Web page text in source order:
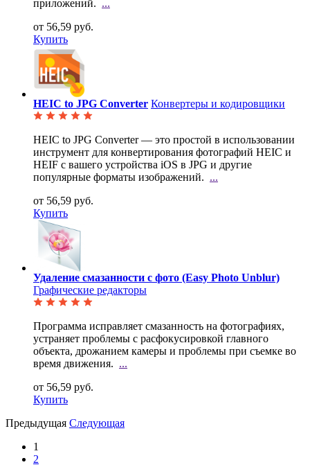
приложений. ...
от 56,59 руб.
Купить
HEIC to JPG Converter Конвертеры и кодировщики
HEIC to JPG Converter — это простой в использовании
инструмент для конвертирования фотографий HEIC и
HEIF с вашего устройства iOS в JPG и другие
популярные форматы изображений. ...
от 56,59 руб.
Купить
Удаление смазанности c фото (Easy Photo Unblur)
Графические редакторы
Программа исправляет смазанность на фотографиях,
устраняет проблемы с расфокусировкой главного
объекта, дрожанием камеры и проблемы при съемке во
время движения. ...
от 56,59 руб.
Купить
Предыдущая Следующая
1
2